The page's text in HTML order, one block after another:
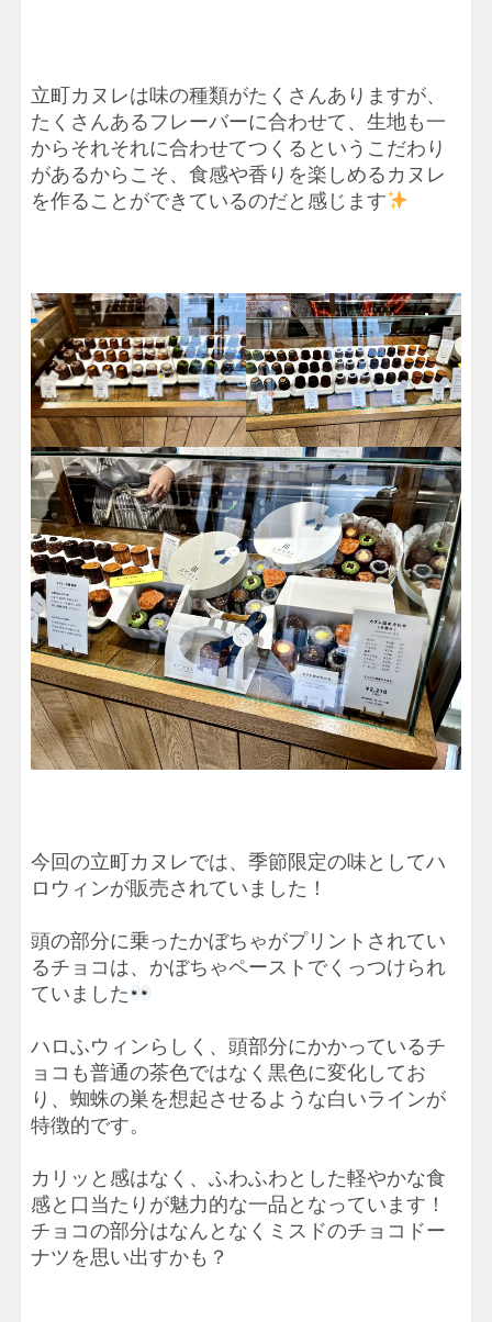
立町カヌレは味の種類がたくさんありますが、
たくさんあるフレーバーに合わせて、生地も一
からそれそれに合わせてつくるというこだわり
があるからこそ、食感や香りを楽しめるカヌレ
を作ることができているのだと感じます
今回の立町カヌレでは、季節限定の味としてハ
ロウィンが販売されていました！
頭の部分に乗ったかぼちゃがプリントされてい
るチョコは、かぼちゃペーストでくっつけられ
ていました
ハロふウィンらしく、頭部分にかかっているチ
ョコも普通の茶色ではなく黒色に変化してお
り、蜘蛛の巣を想起させるような白いラインが
特徴的です。
カリッと感はなく、ふわふわとした軽やかな食
感と口当たりが魅力的な一品となっています！
チョコの部分はなんとなくミスドのチョコドー
ナツを思い出すかも？